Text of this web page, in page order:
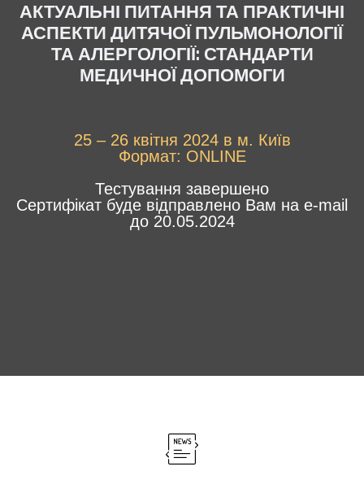
АКТУАЛЬНІ ПИТАННЯ ТА ПРАКТИЧНІ
АСПЕКТИ ДИТЯЧОЇ ПУЛЬМОНОЛОГІЇ
ТА АЛЕРГОЛОГІЇ: СТАНДАРТИ
МЕДИЧНОЇ ДОПОМОГИ
25 – 26 квітня 2024 в м. Київ
Формат: ONLINE
Тестування завершено
Сертифікат буде відправлено Вам на e-mail
до 20.05.2024